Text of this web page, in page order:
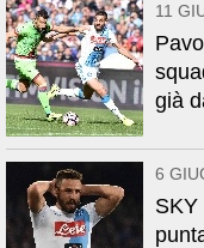
11
già
6